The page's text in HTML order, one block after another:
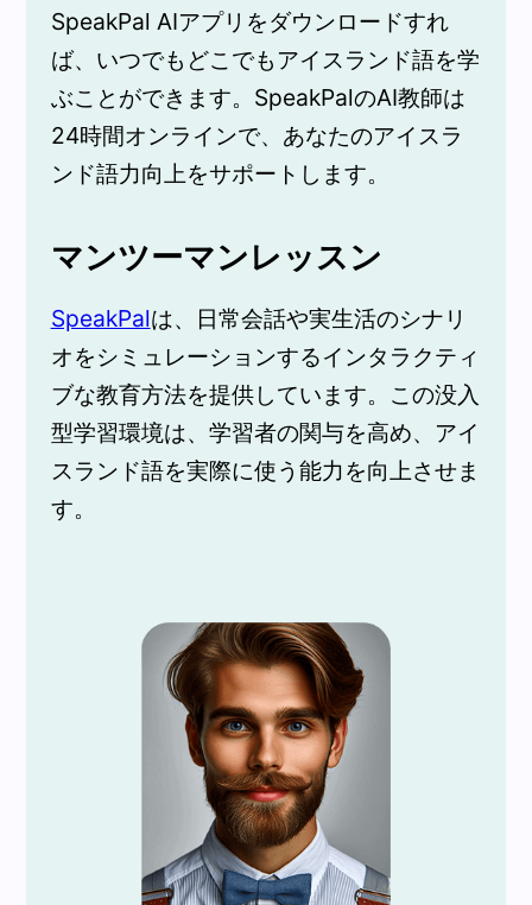
SpeakPal AIアプリをダウンロードすれ
ば、いつでもどこでもアイスランド語を学
ぶことができます。SpeakPalのAI教師は
24時間オンラインで、あなたのアイスラ
ンド語力向上をサポートします。
マンツーマンレッスン
SpeakPalは、日常会話や実生活のシナリ
オをシミュレーションするインタラクティ
ブな教育方法を提供しています。この没入
型学習環境は、学習者の関与を高め、アイ
スランド語を実際に使う能力を向上させま
す。